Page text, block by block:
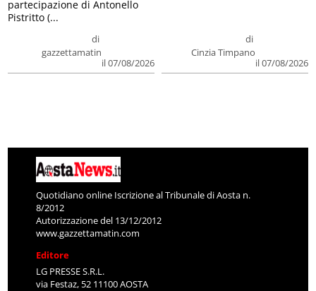
di
gazzettamatin
il 07/08/2026
partecipazione di Antonello
Pistritto (...
di
Cinzia Timpano
il 07/08/2026
Quotidiano online Iscrizione al Tribunale di Aosta n.
8/2012
Autorizzazione del 13/12/2012
www.gazzettamatin.com
Editore
LG PRESSE S.R.L.
via Festaz, 52 11100 AOSTA